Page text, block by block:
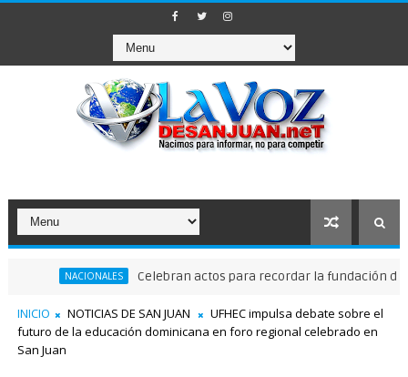
Celebran actos para recordar la fundación de Santo
INICIO NOTICIAS DE SAN JUAN
UFHEC impulsa debate sobre el
futuro de la educación dominicana en foro regional celebrado en
San Juan